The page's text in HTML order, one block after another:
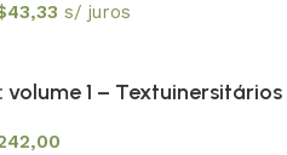
43,33 s/ juros
1 – Textuinersitários